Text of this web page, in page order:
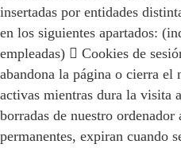
insertadas por entidades
en los siguientes apartados:
empleadas)  Cookies de
abandona la página o cierra el
activas mientras dura la visita
borradas de nuestro
permanentes, expiran cuando